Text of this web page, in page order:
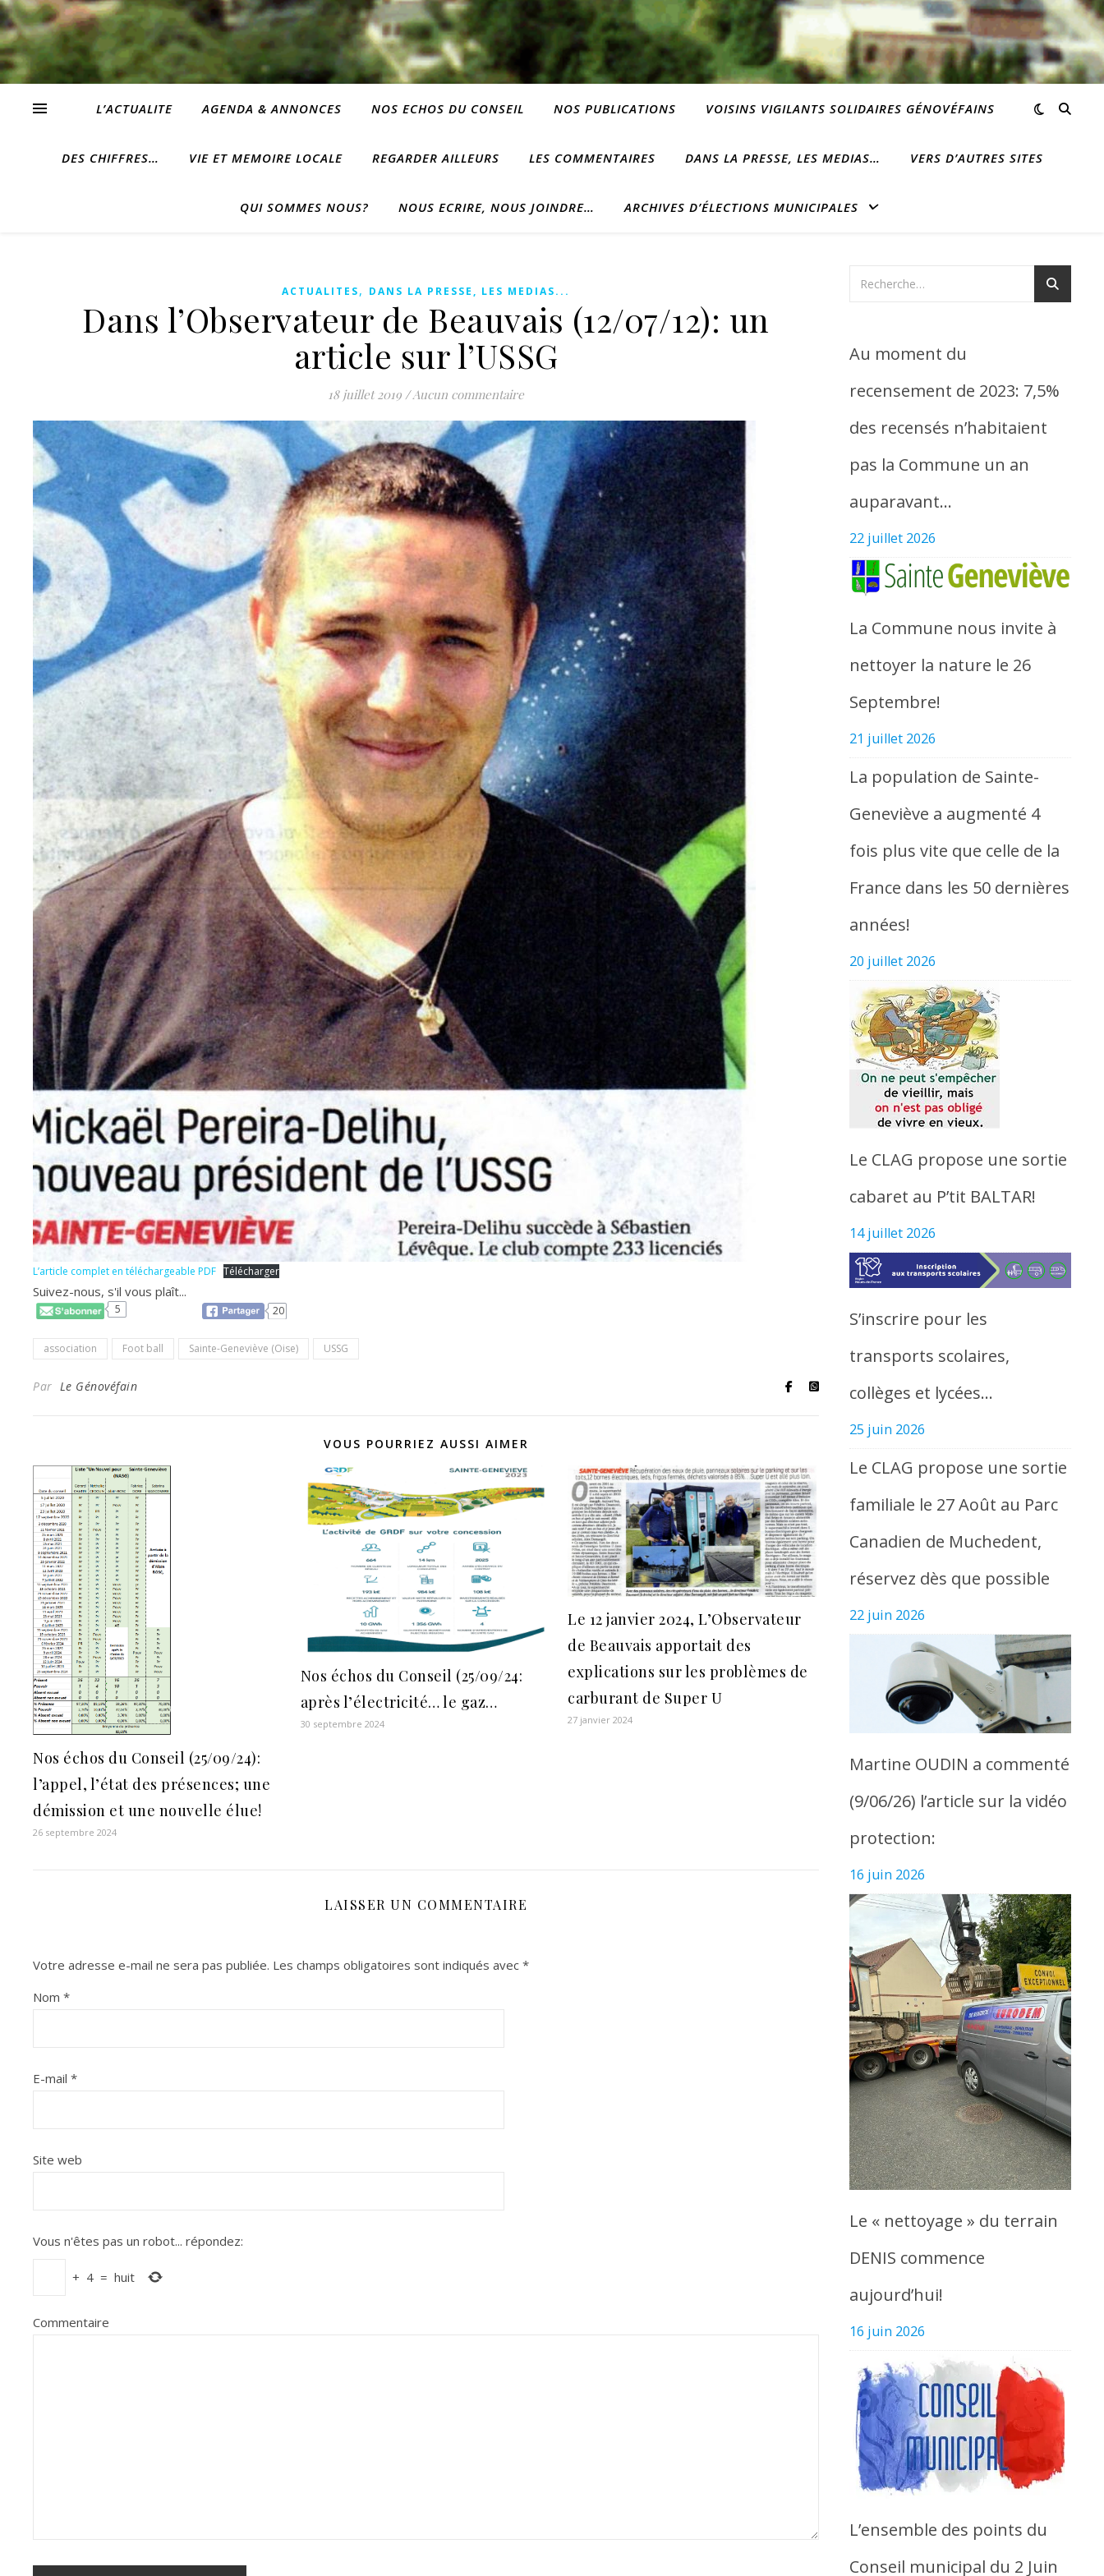
L’ACTUALITE AGENDA & ANNONCES NOS ECHOS DU CONSEIL NOS PUBLICATIONS VOISINS VIGILANTS SOLIDAIRES GÉNOVÉFAINS
DES CHIFFRES… VIE ET MEMOIRE LOCALE REGARDER AILLEURS LES COMMENTAIRES DANS LA PRESSE, LES MEDIAS… VERS D’AUTRES SITES
QUI SOMMES NOUS? NOUS ECRIRE, NOUS JOINDRE… ARCHIVES D’ÉLECTIONS MUNICIPALES
ACTUALITES, DANS LA PRESSE, LES MEDIAS...
Dans l’Observateur de Beauvais (12/07/12): un
article sur l’USSG
18 juillet 2019 /Aucun commentaire
L’article complet en téléchargeable PDF Télécharger
Suivez-nous, s'il vous plaît...
5 20
association Foot ball Sainte-Geneviève (Oise) USSG
Par Le Génovéfain
VOUS POURRIEZ AUSSI AIMER
Nos échos du Conseil (25/09/24):
l’appel, l’état des présences; une
démission et une nouvelle élue!
26 septembre 2024
Nos échos du Conseil (25/09/24:
après l’électricité… le gaz…
30 septembre 2024
Le 12 janvier 2024, L’Observateur
de Beauvais apportait des
explications sur les problèmes de
carburant de Super U
27 janvier 2024
LAISSER UN COMMENTAIRE
Votre adresse e-mail ne sera pas publiée. Les champs obligatoires sont indiqués avec *
Nom *
E-mail *
Site web
Vous n'êtes pas un robot... répondez:
+ 4 = huit
Commentaire
Au moment du
recensement de 2023: 7,5%
des recensés n’habitaient
pas la Commune un an
auparavant…
22 juillet 2026
La Commune nous invite à
nettoyer la nature le 26
Septembre!
21 juillet 2026
La population de Sainte-
Geneviève a augmenté 4
fois plus vite que celle de la
France dans les 50 dernières
années!
20 juillet 2026
Le CLAG propose une sortie
cabaret au P’tit BALTAR!
14 juillet 2026
S’inscrire pour les
transports scolaires,
collèges et lycées…
25 juin 2026
Le CLAG propose une sortie
familiale le 27 Août au Parc
Canadien de Muchedent,
réservez dès que possible
22 juin 2026
Martine OUDIN a commenté
(9/06/26) l’article sur la vidéo
protection:
16 juin 2026
Le « nettoyage » du terrain
DENIS commence
aujourd’hui!
16 juin 2026
L’ensemble des points du
Conseil municipal du 2 Juin